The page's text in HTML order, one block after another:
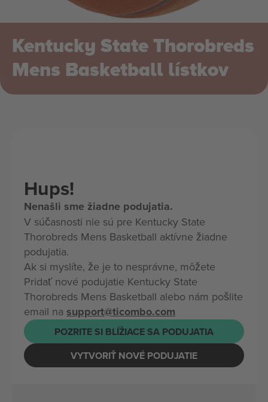
Kentucky State Thorobreds
Mens Basketball lístkov
Hups!
Nenašli sme žiadne podujatia.
V súčasnosti nie sú pre Kentucky State
Thorobreds Mens Basketball aktívne žiadne
podujatia.
Ak si myslíte, že je to nesprávne, môžete
Pridať nové podujatie Kentucky State
Thorobreds Mens Basketball alebo nám pošlite
email na support@ticombo.com
POZRITE SI BLÍŽIACE SA PODUJATIA
VYTVORIŤ NOVÉ PODUJATIE